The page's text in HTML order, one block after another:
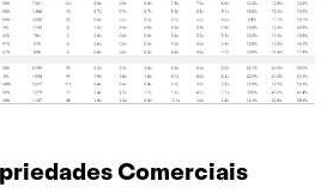
Comerciais